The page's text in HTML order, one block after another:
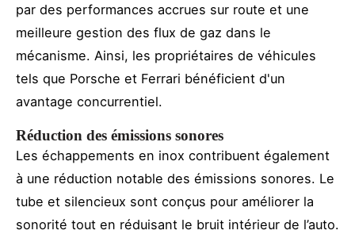
par des performances accrues sur route et une
meilleure gestion des flux de gaz dans le
mécanisme. Ainsi, les propriétaires de véhicules
tels que Porsche et Ferrari bénéficient d'un
avantage concurrentiel.
Réduction des émissions sonores
Les échappements en inox contribuent également
à une réduction notable des émissions sonores. Le
tube et silencieux sont conçus pour améliorer la
sonorité tout en réduisant le bruit intérieur de l’auto.